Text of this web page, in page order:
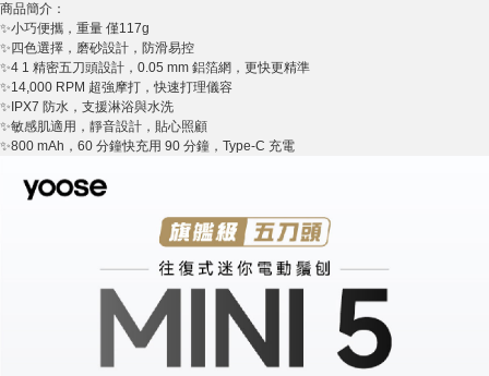
商品簡介：
✨小巧便攜，重量 僅117g
✨四色選擇，磨砂設計，防滑易控
✨4 1 精密五刀頭設計，0.05 mm 鋁箔網，更快更精準
✨14,000 RPM 超強摩打，快速打理儀容
✨IPX7 防水，支援淋浴與水洗
✨敏感肌適用，靜音設計，貼心照顧
✨800 mAh，60 分鐘快充用 90 分鐘，Type-C 充電